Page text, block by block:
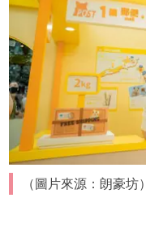
（圖片來源：朗豪坊）